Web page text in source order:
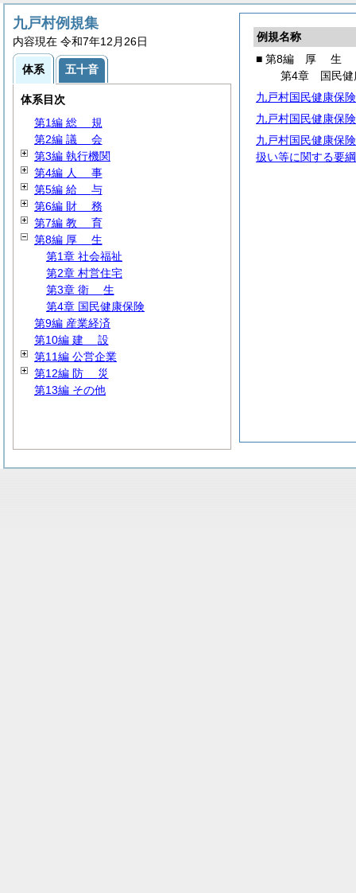
例規名称
■ 第8編 厚 生
第4章 国民健
九戸村国民健康保
九戸村国民健康保
九戸村国民健康保
扱い等に関する要綱
九戸村例規集
内容現在 令和7年12月26日
体系 五十音
体系目次
第1編 総 規
第2編 議 会
第3編 執行機関
第4編 人 事
第5編 給 与
第6編 財 務
第7編 教 育
第8編 厚 生
第1章 社会福祉
第2章 村営住宅
第3章 衛 生
第4章 国民健康保険
第9編 産業経済
第10編 建 設
第11編 公営企業
第12編 防 災
第13編 その他